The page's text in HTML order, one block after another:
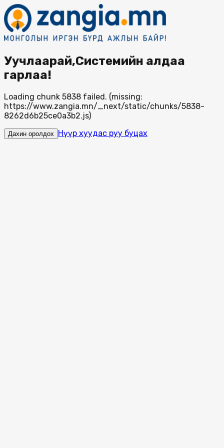
Уучлаарай,Системийн алдаа
гарлаа!
Loading chunk 5838 failed. (missing:
https://www.zangia.mn/_next/static/chunks/5838-
8262d6b25ce0a3b2.js)
Дахин оролдох Нүүр хуудас руу буцах